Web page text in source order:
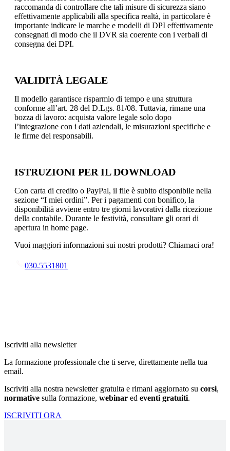
raccomanda di controllare che tali misure di sicurezza siano
effettivamente applicabili alla specifica realtà, in particolare è
importante indicare le marche e modelli di DPI effettivamente
consegnati di modo che il DVR sia coerente con i verbali di
consegna dei DPI.
VALIDITÀ LEGALE
Il modello garantisce risparmio di tempo e una struttura
conforme all’art. 28 del D.Lgs. 81/08. Tuttavia, rimane una
bozza di lavoro: acquista valore legale solo dopo
l’integrazione con i dati aziendali, le misurazioni specifiche e
le firme dei responsabili.
ISTRUZIONI PER IL DOWNLOAD
Con carta di credito o PayPal, il file è subito disponibile nella
sezione “I miei ordini”. Per i pagamenti con bonifico, la
disponibilità avviene entro tre giorni lavorativi dalla ricezione
della contabile. Durante le festività, consultare gli orari di
apertura in home page.
Vuoi maggiori informazioni sui nostri prodotti? Chiamaci ora!
030.5531801
Iscriviti alla newsletter
La formazione professionale che ti serve, direttamente nella tua
email.
Iscriviti alla nostra newsletter gratuita e rimani aggiornato su corsi,
normative sulla formazione, webinar ed eventi gratuiti.
ISCRIVITI ORA